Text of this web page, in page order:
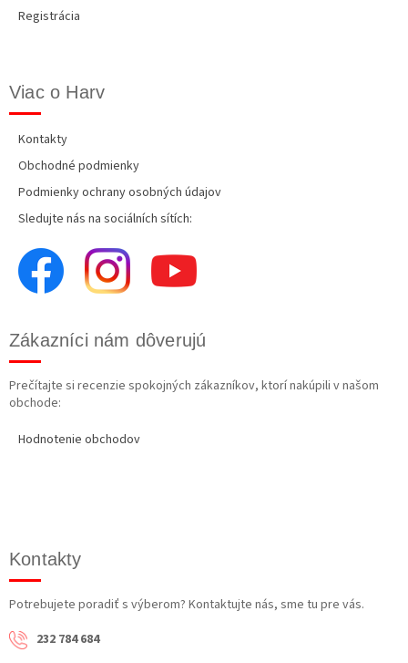
Registrácia
Viac o Harv
Kontakty
Obchodné podmienky
Podmienky ochrany osobných údajov
Sledujte nás na sociálních sítích:
Zákazníci nám dôverujú
Prečítajte si recenzie spokojných zákazníkov, ktorí nakúpili v našom
obchode:
Hodnotenie obchodov
Kontakty
Potrebujete poradiť s výberom? Kontaktujte nás, sme tu pre vás.
232 784 684